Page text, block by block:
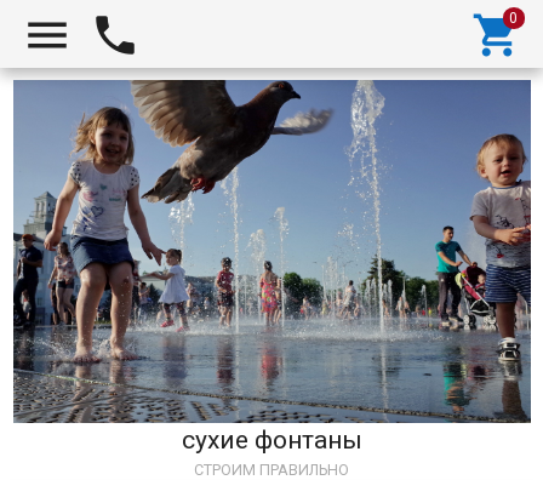
  
сухие фонтаны
СТРОИМ ПРАВИЛЬНО